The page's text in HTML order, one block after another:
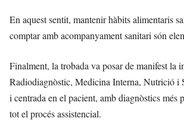
En aquest sentit, mantenir hàbits alimentaris
comptar amb acompanyament sanitari són
Finalment, la trobada va posar de manifest
Radiodiagnòstic, Medicina Interna, Nutrició i
i centrada en el pacient, amb diagnòstics
tot el procés assistencial.